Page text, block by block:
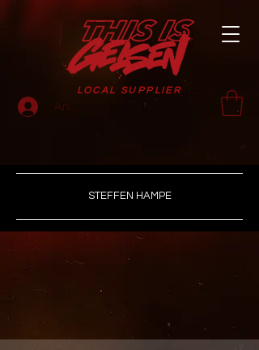
LOCAL SUPPLIER
Anmelden
STEFFEN HAMPE